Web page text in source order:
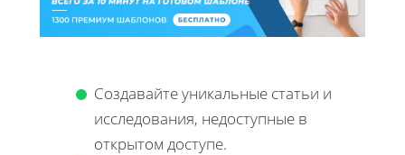
Создавайте уникальные статьи и
исследования, недоступные в
открытом доступе.